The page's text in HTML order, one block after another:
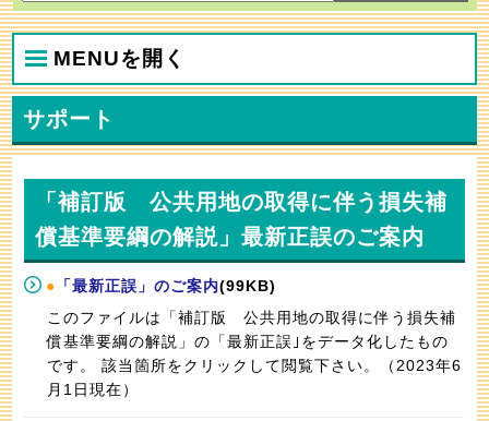
MENUを開く
サポート
「補訂版 公共用地の取得に伴う損失補
償基準要綱の解説」最新正誤のご案内
● 「最新正誤」のご案内(99KB)
このファイルは「補訂版 公共用地の取得に伴う損失補
償基準要綱の解説」の「最新正誤｣をデータ化したもの
です。 該当箇所をクリックして閲覧下さい。（2023年6
月1日現在）